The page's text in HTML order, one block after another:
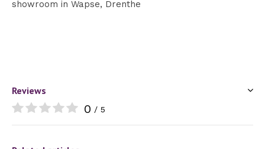
showroom in Wapse, Drenthe
Reviews
0 / 5